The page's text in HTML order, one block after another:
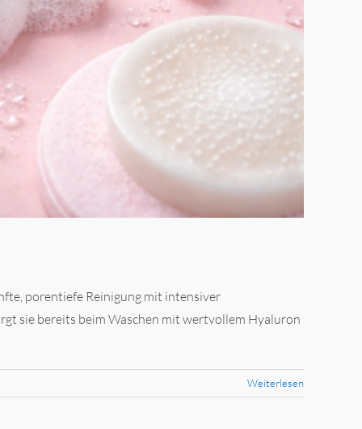
porentiefe Reinigung mit intensiver
sie bereits beim Waschen mit wertvollem Hyaluron
Weiterlesen